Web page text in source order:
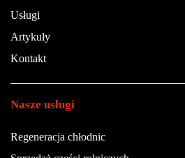
Usługi
Artykuły
Kontakt
Nasze usługi
Regeneracja chłodnic